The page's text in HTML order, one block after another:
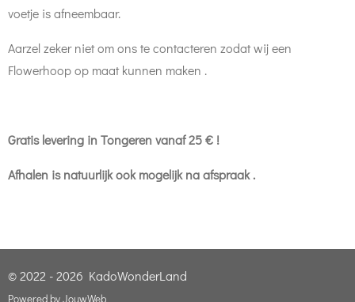
voetje is afneembaar.
Aarzel zeker niet om ons te contacteren zodat wij een
Flowerhoop op maat kunnen maken .
Gratis levering in Tongeren vanaf 25 € !
Afhalen is natuurlijk ook mogelijk na afspraak .
© 2022 - 2026 KadoWonderLand
Powered byJouwWeb